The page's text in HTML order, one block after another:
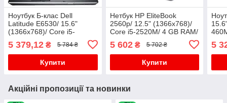
Ноутбук Б-клас Dell
Latitude E6530/ 15.6"
(1366x768)/ Core i5-
3320M/ 8 GB RAM/ 128 GB
SSD/ HD Graphic 4000
5 379,12 ₴ 5 784 ₴
Купити
Нетбук HP EliteBook
2560p/ 12.5" (1366x768)/
Core i5-2520M/ 4 GB RAM/
5 602₴ 5 702 ₴
Купити
5
Акційні пропозиції та новинки